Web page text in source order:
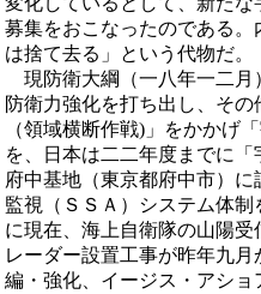
募集をおこなったのである
は捨て去る」という代物だ。
現防衛大綱（一八年一二月
防衛力強化を打ち出し、そ
（領域横断作戦)」をかかげ
を、日本は二二年度までに
府中基地（東京都府中市）
監視（ＳＳＡ）システム体
に現在、海上自衛隊の山陽
レーダー設置工事が昨年九
編・強化、イージス・アシ